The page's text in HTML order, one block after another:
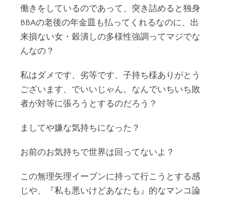
働きをしているのであって、突き詰めると独身
BBAの老後の年金皿も払ってくれるなのに、出
来損ない女・穀潰しの多様性強調ってマジでな
んなの？
私はダメです、劣等です、子持ち様ありがとう
ございます、でいいじゃん。なんでいちいち敗
者が対等に張ろうとするのだろう？
ましてや嫌な気持ちになった？
お前のお気持ちで世界は回ってないよ？
この無理矢理イーブンに持って行こうとする感
じや、『私も悪いけどあなたも』的なマンコ論